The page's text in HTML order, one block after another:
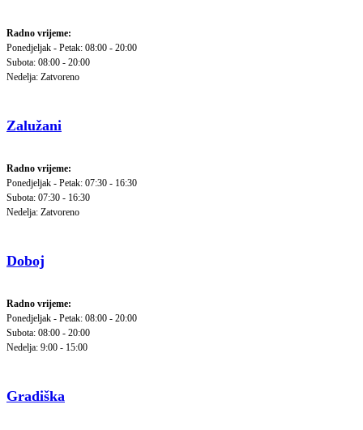
Radno vrijeme:
Ponedjeljak - Petak: 08:00 - 20:00
Subota: 08:00 - 20:00
Nedelja: Zatvoreno
Zalužani
Radno vrijeme:
Ponedjeljak - Petak: 07:30 - 16:30
Subota: 07:30 - 16:30
Nedelja: Zatvoreno
Doboj
Radno vrijeme:
Ponedjeljak - Petak: 08:00 - 20:00
Subota: 08:00 - 20:00
Nedelja: 9:00 - 15:00
Gradiška